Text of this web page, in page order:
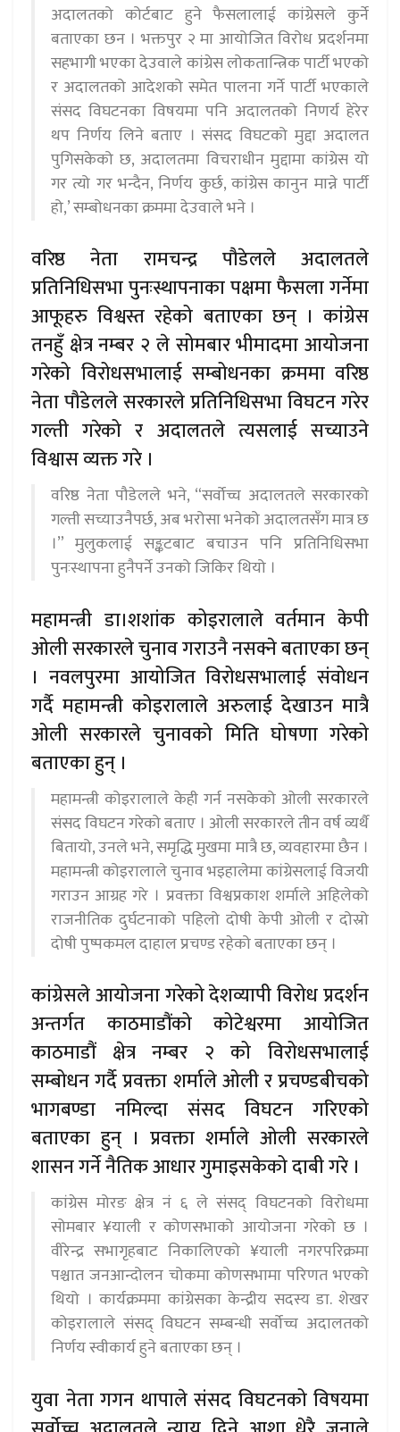
अदालतको कोर्टबाट हुने फैसलालाई कांग्रेसले कुर्ने
बताएका छन । भक्तपुर २ मा आयोजित विरोध प्रदर्शनमा
सहभागी भएका देउवाले कांग्रेस लोकतान्त्रिक पार्टी भएको
र अदालतको आदेशको समेत पालना गर्ने पार्टी भएकाले
संसद विघटनका विषयमा पनि अदालतको निणर्य हेरेर
थप निर्णय लिने बताए । संसद विघटको मुद्दा अदालत
पुगिसकेको छ, अदालतमा विचराधीन मुद्दामा कांग्रेस यो
गर त्यो गर भन्दैन, निर्णय कुर्छ, कांग्रेस कानुन मान्ने पार्टी
हो,’ सम्बोधनका क्रममा देउवाले भने ।
वरिष्ठ नेता रामचन्द्र पौडेलले अदालतले
प्रतिनिधिसभा पुनःस्थापनाका पक्षमा फैसला गर्नेमा
आफूहरु विश्वस्त रहेको बताएका छन् । कांग्रेस
तनहुँ क्षेत्र नम्बर २ ले सोमबार भीमादमा आयोजना
गरेको विरोधसभालाई सम्बोधनका क्रममा वरिष्ठ
नेता पौडेलले सरकारले प्रतिनिधिसभा विघटन गरेर
गल्ती गरेको र अदालतले त्यसलाई सच्याउने
विश्वास व्यक्त गरे ।
वरिष्ठ नेता पौडेलले भने, “सर्वोच्च अदालतले सरकारको
गल्ती सच्याउनैपर्छ, अब भरोसा भनेको अदालतसँग मात्र छ
।” मुलुकलाई सङ्कटबाट बचाउन पनि प्रतिनिधिसभा
पुनःस्थापना हुनैपर्ने उनको जिकिर थियो ।
महामन्त्री डा।शशांक कोइरालाले वर्तमान केपी
ओली सरकारले चुनाव गराउनै नसक्ने बताएका छन्
। नवलपुरमा आयोजित विरोधसभालाई संवोधन
गर्दै महामन्त्री कोइरालाले अरुलाई देखाउन मात्रै
ओली सरकारले चुनावको मिति घोषणा गरेको
बताएका हुन् ।
महामन्त्री कोइरालाले केही गर्न नसकेको ओली सरकारले
संसद विघटन गरेको बताए । ओली सरकारले तीन वर्ष व्यर्थै
बितायो, उनले भने, समृद्धि मुखमा मात्रै छ, व्यवहारमा छैन ।
महामन्त्री कोइरालाले चुनाव भइहालेमा कांग्रेसलाई विजयी
गराउन आग्रह गरे । प्रवक्ता विश्वप्रकाश शर्माले अहिलेको
राजनीतिक दुर्घटनाको पहिलो दोषी केपी ओली र दोस्रो
दोषी पुष्पकमल दाहाल प्रचण्ड रहेको बताएका छन् ।
कांग्रेसले आयोजना गरेको देशव्यापी विरोध प्रदर्शन
अन्तर्गत काठमाडौंको कोटेश्वरमा आयोजित
काठमाडौं क्षेत्र नम्बर २ को विरोधसभालाई
सम्बोधन गर्दै प्रवक्ता शर्माले ओली र प्रचण्डबीचको
भागबण्डा नमिल्दा संसद विघटन गरिएको
बताएका हुन् । प्रवक्ता शर्माले ओली सरकारले
शासन गर्ने नैतिक आधार गुमाइसकेको दाबी गरे ।
कांग्रेस मोरङ क्षेत्र नं ६ ले संसद् विघटनको विरोधमा
सोमबार ¥याली र कोणसभाको आयोजना गरेको छ ।
वीरेन्द्र सभागृहबाट निकालिएको ¥याली नगरपरिक्रमा
पश्चात जनआन्दोलन चोकमा कोणसभामा परिणत भएको
थियो । कार्यक्रममा कांग्रेसका केन्द्रीय सदस्य डा. शेखर
कोइरालाले संसद् विघटन सम्बन्धी सर्वोच्च अदालतको
निर्णय स्वीकार्य हुने बताएका छन् ।
युवा नेता गगन थापाले संसद विघटनको विषयमा